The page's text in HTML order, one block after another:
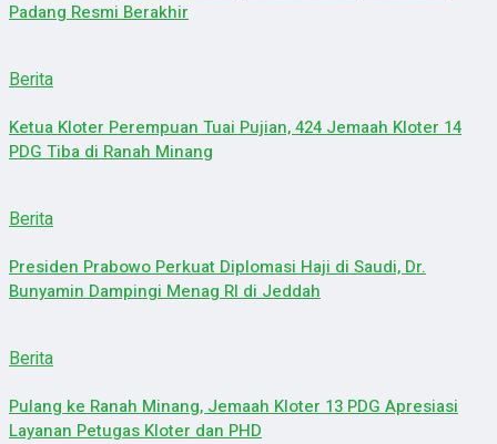
Padang Resmi Berakhir
Berita
Ketua Kloter Perempuan Tuai Pujian, 424 Jemaah Kloter 14
PDG Tiba di Ranah Minang
Berita
Presiden Prabowo Perkuat Diplomasi Haji di Saudi, Dr.
Bunyamin Dampingi Menag RI di Jeddah
Berita
Pulang ke Ranah Minang, Jemaah Kloter 13 PDG Apresiasi
Layanan Petugas Kloter dan PHD